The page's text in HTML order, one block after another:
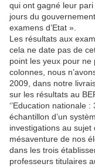
qui ont gagné leur
jours du
examens d’Etat ».
Les résultats aux
cela ne date pas de
point les yeux pour ne
colonnes, nous
2009, dans notre
sur les résultats au
‘’Education nationale
échantillon d’un
investigations au
mésaventure de nos
dans les trois
professeurs titulaires